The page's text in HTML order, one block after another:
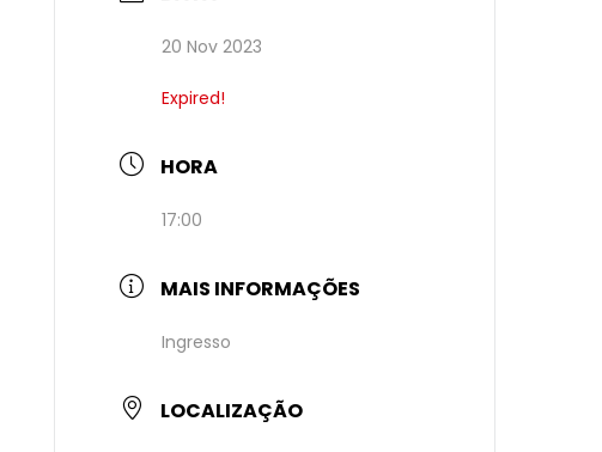
20 Nov 2023
Expired!
HORA
17:00
MAIS INFORMAÇÕES
Ingresso
LOCALIZAÇÃO